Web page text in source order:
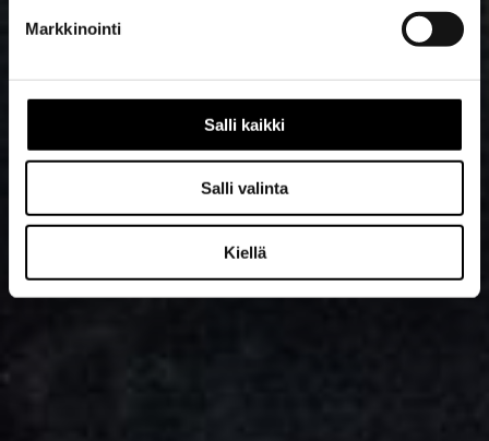
Markkinointi
Salli kaikki
Salli valinta
Kiellä